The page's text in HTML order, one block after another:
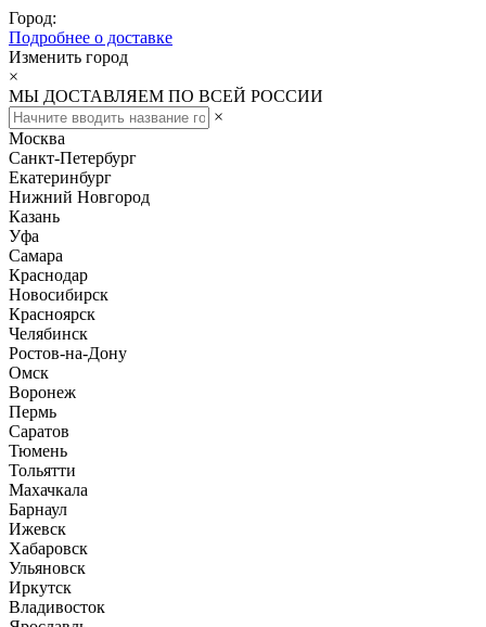
Город:
Подробнее о доставке
Изменить город
×
МЫ ДОСТАВЛЯЕМ ПО ВСЕЙ РОССИИ
×
Москва
Санкт-Петербург
Екатеринбург
Нижний Новгород
Казань
Уфа
Самара
Краснодар
Новосибирск
Красноярск
Челябинск
Ростов-на-Дону
Омск
Воронеж
Пермь
Саратов
Тюмень
Тольятти
Махачкала
Барнаул
Ижевск
Хабаровск
Ульяновск
Иркутск
Владивосток